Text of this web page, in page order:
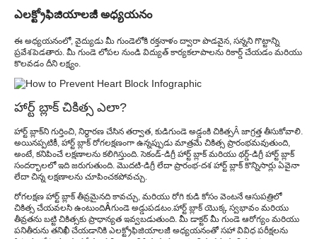
ఎలక్ట్రోఫిజియాలజీ అధ్యయనం
ఈ అధ్యయనంలో, వైద్యుడు మీ గుండెలోకి రక్తనాళం ద్వారా పొడవైన, సన్నని గొట్టాన్ని
ప్రవేశపెడతారు. మీ గుండె లోపల నుండి విద్యుత్ కార్యకలాపాలను రికార్డ్ చేయడం మరియు
కొలవడం దీని లక్ష్యం.
హార్ట్ బ్లాక్ చికిత్స ఎలా?
హార్ట్ బ్లాక్‌ని గుర్తించి, నిర్ధారణ చేసిన తర్వాత, కుడిగుండె అడ్డంకి చికిత్సÂ జాగ్రత్త తీసుకోవాలి.
అయినప్పటికీ, హార్ట్ బ్లాక్ రోగలక్షణంగా ఉన్నప్పుడు మాత్రమే చికిత్స ప్రారంభమవుతుంది,
అంటే, కనిపించే లక్షణాలను కలిగిస్తుంది. సెకండ్-డిగ్రీ హార్ట్ బ్లాక్ మరియు థర్డ్-డిగ్రీ హార్ట్ బ్లాక్
సందర్భాలలో ఇది జరుగుతుంది. మొదటి-డిగ్రీ లేదా ప్రారంభ-దశ హార్ట్ బ్లాక్ కొన్నిసార్లు ఏవైనా
లేదా చిన్న లక్షణాలను చూపించకపోవచ్చు.
రోగలక్షణ హార్ట్ బ్లాక్ తీవ్రమైనది కావచ్చు, మరియు రోగి కుడి కోసం వెంటనే ఆసుపత్రిలో
చికిత్స చేయవలసి ఉంటుందిÂగుండె అడ్డుపడటం.హార్ట్ బ్లాక్ యొక్క స్వభావం మరియు
తీవ్రతను బట్టి చికిత్సకు ప్రాధాన్యత ఇవ్వబడుతుంది. మీ డాక్టర్ మీ గుండె ఆరోగ్యం మరియు
పనితీరును తనిఖీ చేయడానికి ఎలక్ట్రోఫిజియాలజీ అధ్యయనంతో సహా వివిధ పరీక్షలను